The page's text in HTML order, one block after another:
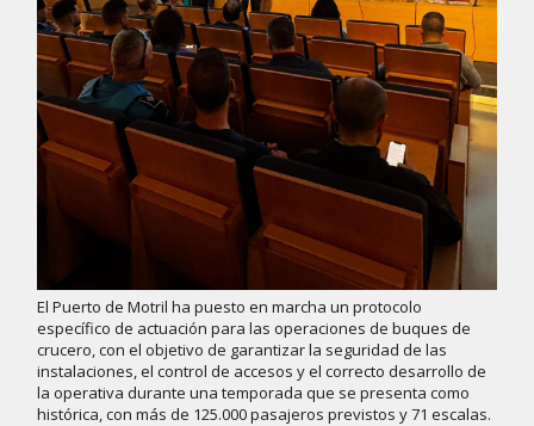
El Puerto de Motril ha puesto en marcha un protocolo
específico de actuación para las operaciones de buques de
crucero, con el objetivo de garantizar la seguridad de las
instalaciones, el control de accesos y el correcto desarrollo de
la operativa durante una temporada que se presenta como
histórica, con más de 125.000 pasajeros previstos y 71 escalas.